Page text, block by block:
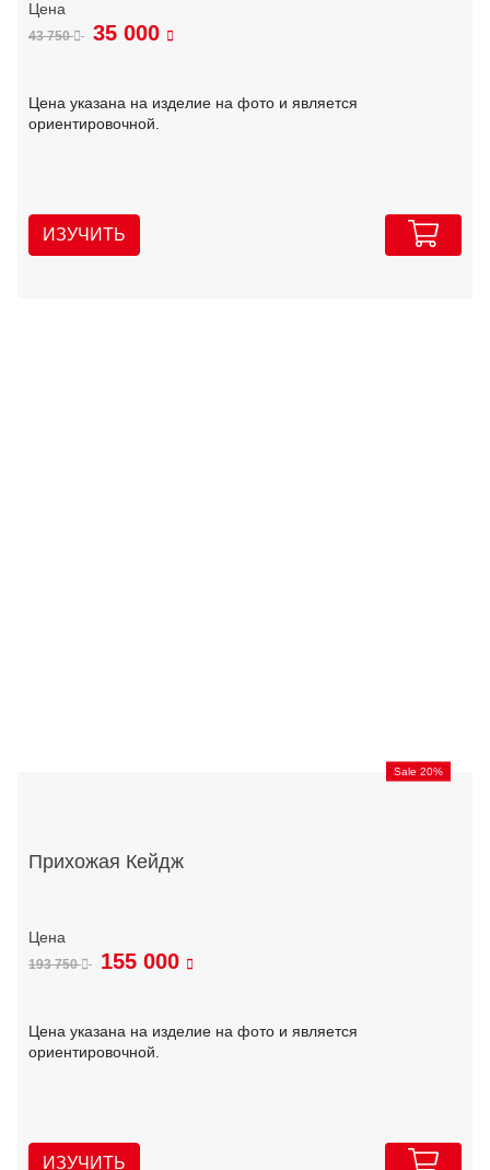
43 750 35 000
Цена указана на изделие на фото и является
ориентировочной.
ИЗУЧИТЬ
Sale 20%
Прихожая Кейдж
193 750 155 000
Цена указана на изделие на фото и является
ориентировочной.
ИЗУЧИТЬ